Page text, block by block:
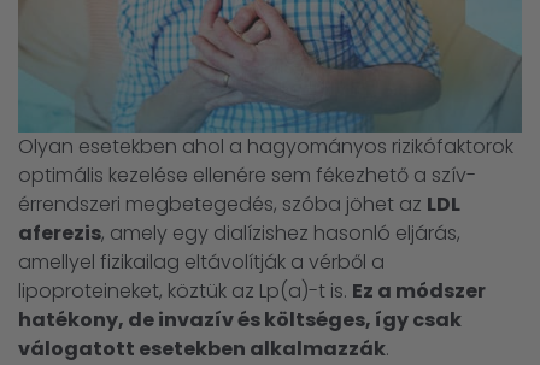
Olyan esetekben ahol a hagyományos rizikófaktorok
optimális kezelése ellenére sem fékezhető a szív-
érrendszeri megbetegedés, szóba jöhet az LDL
aferezis, amely egy dialízishez hasonló eljárás,
amellyel fizikailag eltávolítják a vérből a
lipoproteineket, köztük az Lp(a)-t is. Ez a módszer
hatékony, de invazív és költséges, így csak
válogatott esetekben alkalmazzák.